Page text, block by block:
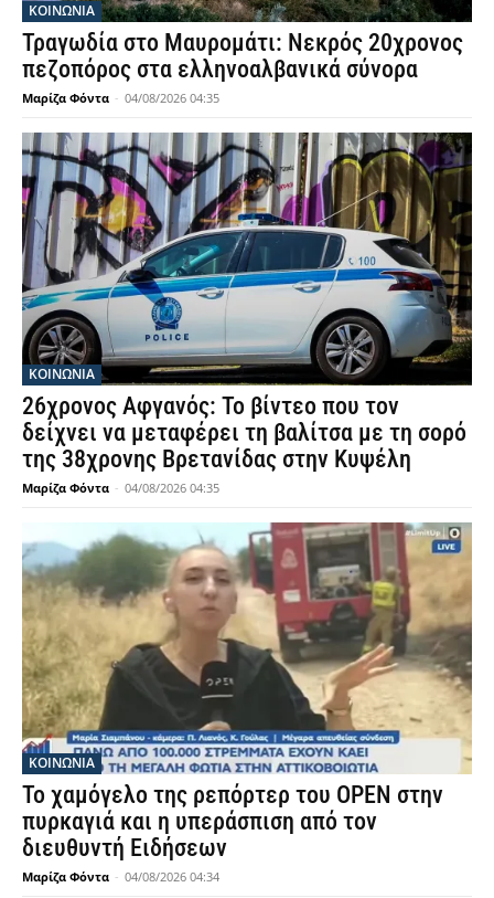
ΚΟΙΝΩΝΙΑ
Τραγωδία στο Μαυρομάτι: Νεκρός 20χρονος
πεζοπόρος στα ελληνοαλβανικά σύνορα
Μαρίζα Φόντα - 04/08/2026 04:35
ΚΟΙΝΩΝΙΑ
26χρονος Αφγανός: Το βίντεο που τον
δείχνει να μεταφέρει τη βαλίτσα με τη σορό
της 38χρονης Βρετανίδας στην Κυψέλη
Μαρίζα Φόντα - 04/08/2026 04:35
ΚΟΙΝΩΝΙΑ
Το χαμόγελο της ρεπόρτερ του OPEN στην
πυρκαγιά και η υπεράσπιση από τον
διευθυντή Ειδήσεων
Μαρίζα Φόντα - 04/08/2026 04:34